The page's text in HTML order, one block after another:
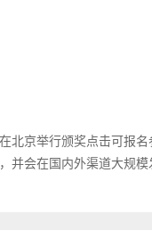
北京举行颁奖点击可报
并会在国内外渠道大规